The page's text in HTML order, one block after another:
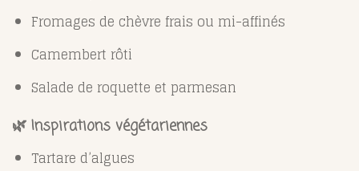
Fromages de chèvre frais ou mi-affinés
Camembert rôti
Salade de roquette et parmesan
🌿 Inspirations végétariennes
Tartare d’algues